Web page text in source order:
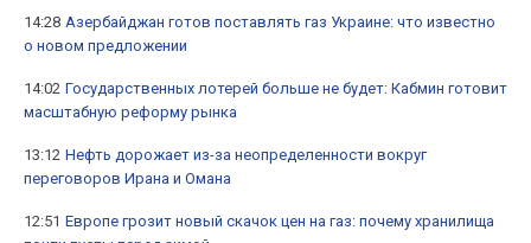
14:28 Азербайджан готов поставлять газ Украине: что известно
о новом предложении
14:02 Государственных лотерей больше не будет: Кабмин готовит
масштабную реформу рынка
13:12 Нефть дорожает из-за неопределенности вокруг
переговоров Ирана и Омана
12:51 Европе грозит новый скачок цен на газ: почему хранилища